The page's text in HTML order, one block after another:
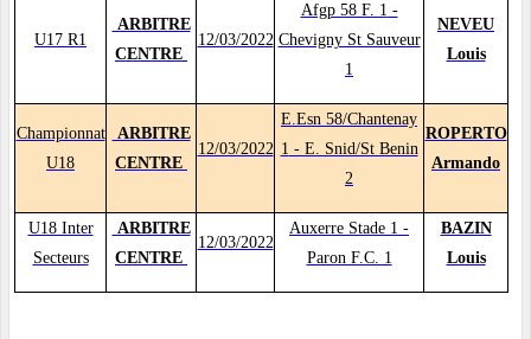
U17 R1
ARBITRE
CENTRE
12/03/2022
Afgp 58 F. 1 -
Chevigny St Sauveur
1
NEVEU
Louis
Championnat
U18
ARBITRE
CENTRE
12/03/2022
E.Esn 58/Chantenay
1 - E. Snid/St Benin
2
ROPERTO
Armando
U18 Inter
Secteurs
ARBITRE
CENTRE
12/03/2022
Auxerre Stade 1 -
Paron F.C. 1
BAZIN
Louis